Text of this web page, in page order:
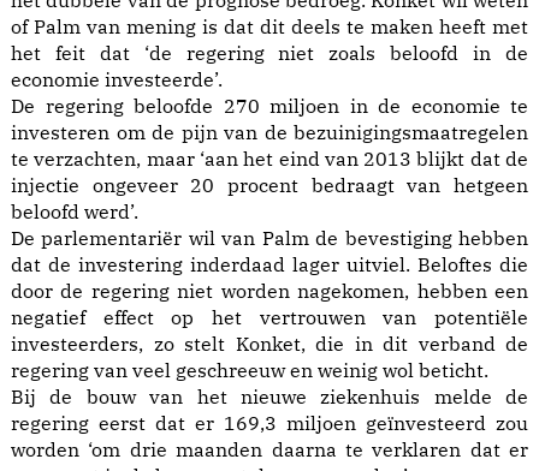
of Palm van mening is dat dit deels te maken heeft met
het feit dat ‘de regering niet zoals beloofd in de
economie investeerde’.
De regering beloofde 270 miljoen in de economie te
investeren om de pijn van de bezuinigingsmaatregelen
te verzachten, maar ‘aan het eind van 2013 blijkt dat de
injectie ongeveer 20 procent bedraagt van hetgeen
beloofd werd’.
De parlementariër wil van Palm de bevestiging hebben
dat de investering inderdaad lager uitviel. Beloftes die
door de regering niet worden nagekomen, hebben een
negatief effect op het vertrouwen van potentiële
investeerders, zo stelt Konket, die in dit verband de
regering van veel geschreeuw en weinig wol beticht.
Bij de bouw van het nieuwe ziekenhuis melde de
regering eerst dat er 169,3 miljoen geïnvesteerd zou
worden ‘om drie maanden daarna te verklaren dat er